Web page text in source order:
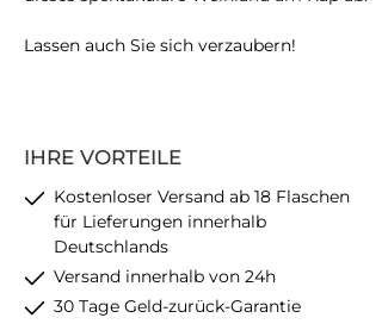
IHRE VORTEILE
Kostenloser Versand ab 18 Flaschen
für Lieferungen innerhalb
Deutschlands
Versand innerhalb von 24h
30 Tage Geld-zurück-Garantie
Lassen auch Sie sich verzaubern!